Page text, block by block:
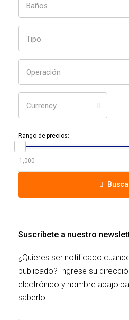
Baños
Tipo
Operación
Currency
Rango de precios:
Suscríbete a nuestro
¿Quieres ser notificado
publicado? Ingrese su
electrónico y nombre abajo
saberlo.